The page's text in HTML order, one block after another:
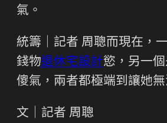
氣。
統籌｜記者 周聰而現在，
錢物退休宅設計慾，另一
傻氣，兩者都極端到讓她無
文｜記者 周聰